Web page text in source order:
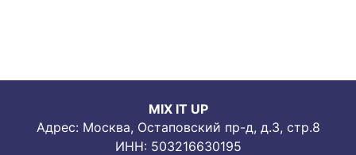
MIX IT UP
Адрес: Москва, Остаповский пр-д, д.3, стр.8
ИНН: 503216630195